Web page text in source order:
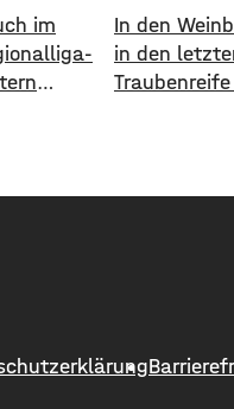
im
einen
in der
Er
In den
in den
den